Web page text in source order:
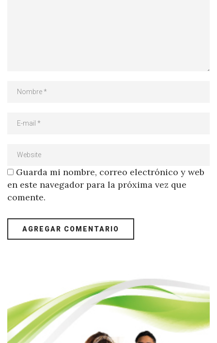
Guarda mi nombre, correo electrónico y web
en este navegador para la próxima vez que
comente.